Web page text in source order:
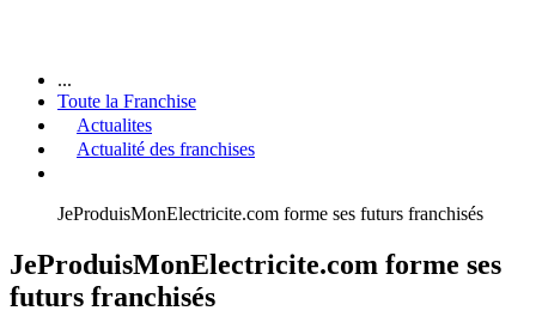
...
Toute la Franchise
Actualites
Actualité des franchises
JeProduisMonElectricite.com forme ses futurs franchisés
JeProduisMonElectricite.com forme ses
futurs franchisés